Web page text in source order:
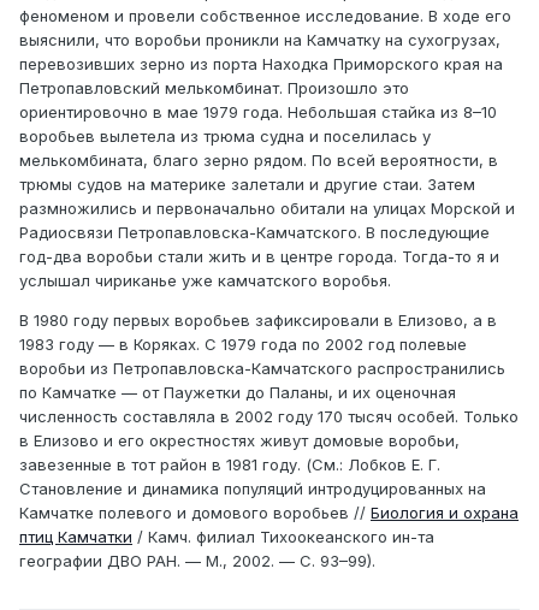
феноменом и провели собственное исследование. В ходе его
выяснили, что воробьи проникли на Камчатку на сухогрузах,
перевозивших зерно из порта Находка Приморского края на
Петропавловский мелькомбинат. Произошло это
ориентировочно в мае 1979 года. Небольшая стайка из 8–10
воробьев вылетела из трюма судна и поселилась у
мелькомбината, благо зерно рядом. По всей вероятности, в
трюмы судов на материке залетали и другие стаи. Затем
размножились и первоначально обитали на улицах Морской и
Радиосвязи Петропавловска-Камчатского. В последующие
год-два воробьи стали жить и в центре города. Тогда-то я и
услышал чириканье уже камчатского воробья.
В 1980 году первых воробьев зафиксировали в Елизово, а в
1983 году — в Коряках. С 1979 года по 2002 год полевые
воробьи из Петропавловска-Камчатского распространились
по Камчатке — от Паужетки до Паланы, и их оценочная
численность составляла в 2002 году 170 тысяч особей. Только
в Елизово и его окрестностях живут домовые воробьи,
завезенные в тот район в 1981 году. (См.: Лобков Е. Г.
Становление и динамика популяций интродуцированных на
Камчатке полевого и домового воробьев // Биология и охрана
птиц Камчатки / Камч. филиал Тихоокеанского ин-та
географии ДВО РАН. — М., 2002. — С. 93–99).